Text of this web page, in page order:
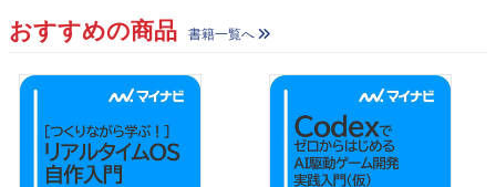
おすすめの商品 書籍一覧へ